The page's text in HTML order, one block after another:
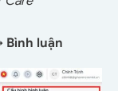
Bình luận